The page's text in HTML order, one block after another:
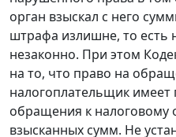
орган взыскал с него
штрафа излишне, то есть
незаконно. При этом
на то, что право на
налогоплательщик имеет
обращения к налоговому
взысканных сумм. Не